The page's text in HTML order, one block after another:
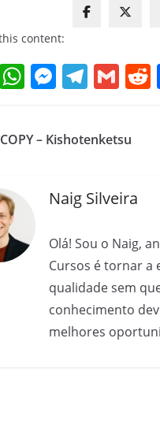
content:
F W
at
s
M
ss
e
g
T
e
gr
m
G
l
– Kishotenketsu
Naig Silveira
Olá! Sou o Naig,
Cursos é tornar a
qualidade sem
conhecimento
melhores